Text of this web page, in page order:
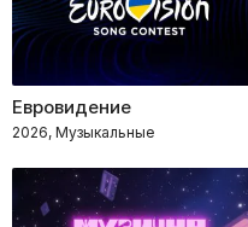
Евровидение
2026, Музыкальные